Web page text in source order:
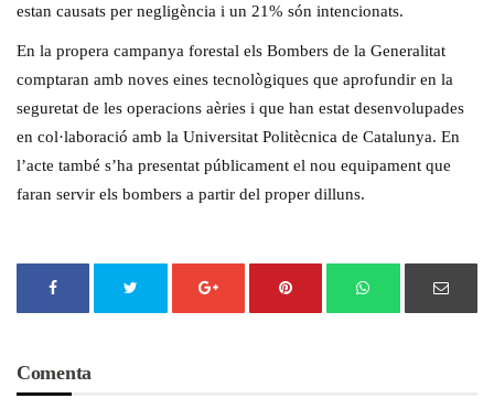
estan causats per negligència i un 21% són intencionats.
En la propera campanya forestal els Bombers de la Generalitat
comptaran amb noves eines tecnològiques que aprofundir en la
seguretat de les operacions aèries i que han estat desenvolupades
en col·laboració amb la Universitat Politècnica de Catalunya. En
l’acte també s’ha presentat públicament el nou equipament que
faran servir els bombers a partir del proper dilluns.
Comenta